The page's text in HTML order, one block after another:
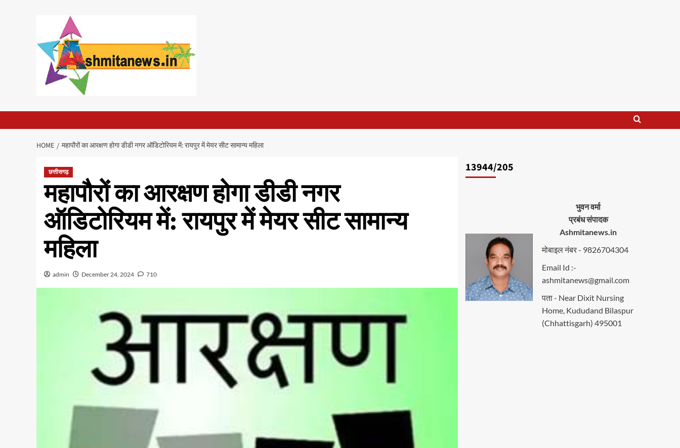
HOME महापौरों का आरक्षण होगा डीडी नगर ऑडिटोरियम में: रायपुर में मेयर सीट सामान्य महिला
छत्तीसगढ़
महापौरों का आरक्षण होगा डीडी नगर
ऑडिटोरियम में: रायपुर में मेयर सीट सामान्य
महिला
admin December 24, 2024 710
13944/205
भुवन वर्मा
प्रबंध संपादक
Ashmitanews.in
मोबाइल नंबर - 9826704304
Email Id :-
ashmitanews@gmail.com
पता - Near Dixit Nursing
Home, Kududand Bilaspur
(Chhattisgarh) 495001